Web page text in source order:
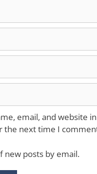
email, and website
the next time I
new posts by email.